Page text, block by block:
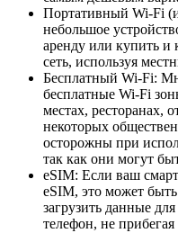
Портативный Wi-Fi
небольшое
аренду или купить и
сеть, используя
Бесплатный Wi-Fi:
бесплатные Wi-Fi
местах, ресторанах,
некоторых
осторожны при
так как они могут
eSIM: Если ваш
eSIM, это может
загрузить данные
телефон, не